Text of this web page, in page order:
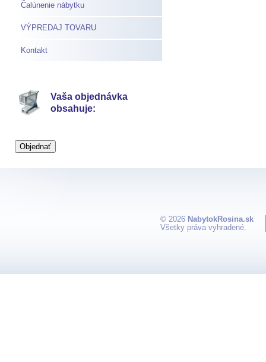
Čalúnenie nábytku
VÝPREDAJ TOVARU
Kontakt
Vaša objednávka
obsahuje:
© 2026 NabytokRosina.sk
Všetky práva vyhradené.